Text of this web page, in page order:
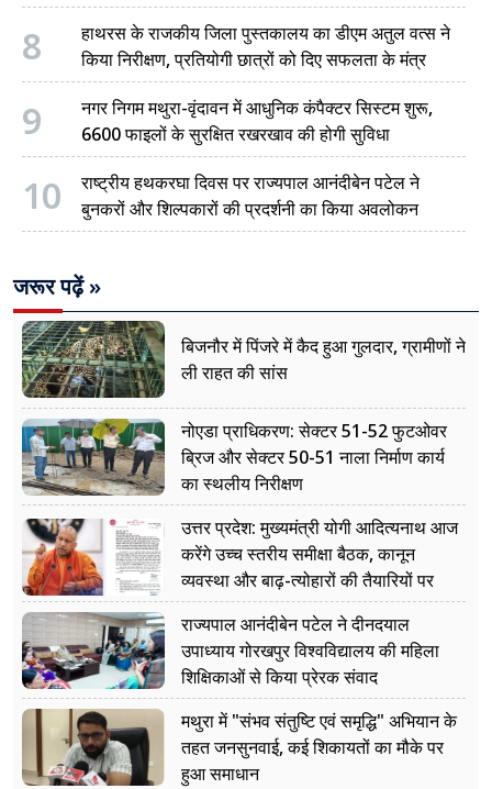
8
हाथरस के राजकीय जिला पुस्तकालय का डीएम अतुल वत्स ने
किया निरीक्षण, प्रतियोगी छात्रों को दिए सफलता के मंत्र
9
नगर निगम मथुरा-वृंदावन में आधुनिक कंपैक्टर सिस्टम शुरू,
6600 फाइलों के सुरक्षित रखरखाव की होगी सुविधा
10
राष्ट्रीय हथकरघा दिवस पर राज्यपाल आनंदीबेन पटेल ने
बुनकरों और शिल्पकारों की प्रदर्शनी का किया अवलोकन
जरूर पढ़ें »
बिजनौर में पिंजरे में कैद हुआ गुलदार, ग्रामीणों ने
ली राहत की सांस
नोएडा प्राधिकरण: सेक्टर 51-52 फुटओवर
ब्रिज और सेक्टर 50-51 नाला निर्माण कार्य
का स्थलीय निरीक्षण
उत्तर प्रदेश: मुख्यमंत्री योगी आदित्यनाथ आज
करेंगे उच्च स्तरीय समीक्षा बैठक, कानून
व्यवस्था और बाढ़-त्योहारों की तैयारियों पर
नजर
राज्यपाल आनंदीबेन पटेल ने दीनदयाल
उपाध्याय गोरखपुर विश्वविद्यालय की महिला
शिक्षिकाओं से किया प्रेरक संवाद
मथुरा में "संभव संतुष्टि एवं समृद्धि" अभियान के
तहत जनसुनवाई, कई शिकायतों का मौके पर
हुआ समाधान